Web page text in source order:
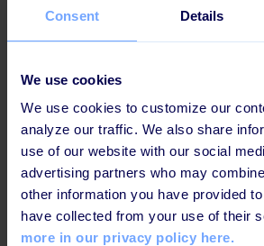
Consent Details
We use cookies
We use cookies to customize our
analyze our traffic. We also share
use of our website with our social
advertising partners who may
other information you have provided
have collected from your use of their
more in our privacy policy here.
Denna utbildningsväg är
kunskapsbevaringen och
Gamification